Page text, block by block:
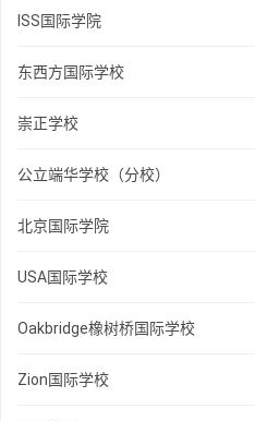
ISS国际学院
东西方国际学校
崇正学校
公立端华学校（分校）
北京国际学院
USA国际学校
Oakbridge橡树桥国际学校
Zion国际学校